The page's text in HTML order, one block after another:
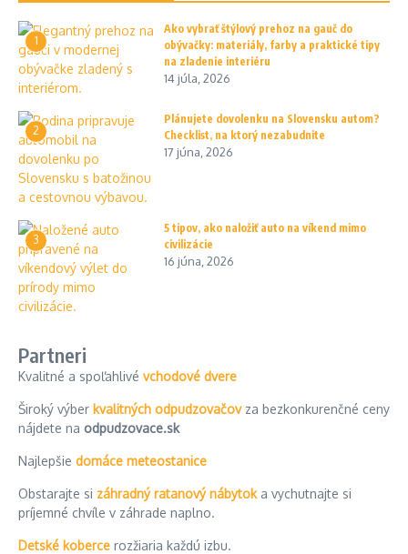
1
Ako vybrať štýlový prehoz na gauč do
obývačky: materiály, farby a praktické tipy
na zladenie interiéru
14 júla, 2026
2
Plánujete dovolenku na Slovensku autom?
Checklist, na ktorý nezabudnite
17 júna, 2026
3
5 tipov, ako naložiť auto na víkend mimo
civilizácie
16 júna, 2026
Partneri
Kvalitné a spoľahlivé vchodové dvere
Široký výber kvalitných odpudzovačovza bezkonkurenčné ceny
nájdete na odpudzovace.sk
Najlepšie domáce meteostanice
Obstarajte si záhradný ratanový nábytoka vychutnajte si
príjemné chvíle v záhrade naplno.
Detské koberce rozžiaria každú izbu.